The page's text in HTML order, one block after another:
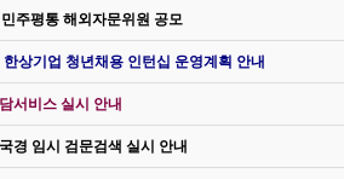
주평통 해외자문위원 공모
상기업 청년채용 인턴십 운영계획 안내
서비스 실시 안내
경 임시 검문검색 실시 안내